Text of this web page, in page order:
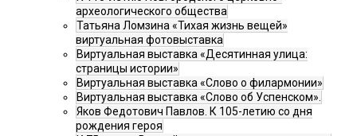
археологического общества
Татьяна Ломзина «Тихая жизнь вещей»
виртуальная фотовыставка
Виртуальная выставка «Десятинная улица:
страницы истории»
Виртуальная выставка «Слово о филармонии»
Виртуальная выставка «Слово об Успенском».
Яков Федотович Павлов. К 105-летию со дня
рождения героя